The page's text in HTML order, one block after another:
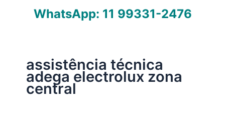
WhatsApp: 11 99331-2476
assistência técnica
adega electrolux zona
central